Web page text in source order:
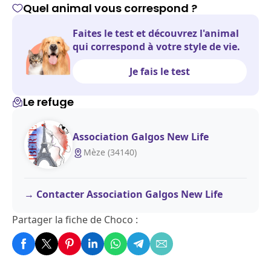
Quel animal vous correspond ?
Faites le test et découvrez l'animal
qui correspond à votre style de vie.
Je fais le test
Le refuge
Association Galgos New Life
Mèze (34140)
Contacter Association Galgos New Life
Partager la fiche de Choco :